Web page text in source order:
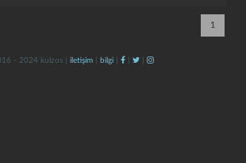
1
- 2024 kulzos | iletişim| bilgi| | |